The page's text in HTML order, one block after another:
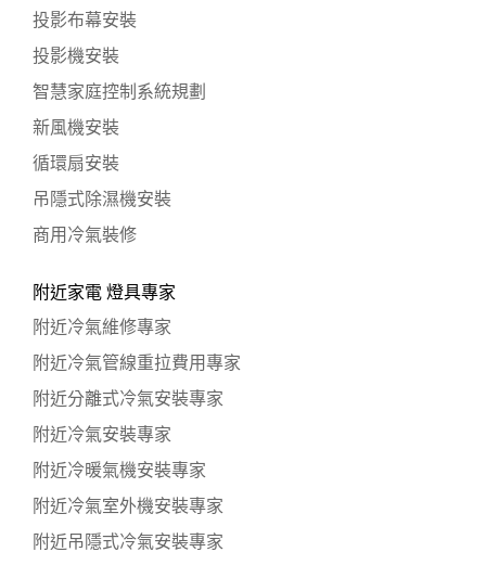
投影布幕安裝
投影機安裝
智慧家庭控制系統規劃
新風機安裝
循環扇安裝
吊隱式除濕機安裝
商用冷氣裝修
附近家電 燈具專家
附近冷氣維修專家
附近冷氣管線重拉費用專家
附近分離式冷氣安裝專家
附近冷氣安裝專家
附近冷暖氣機安裝專家
附近冷氣室外機安裝專家
附近吊隱式冷氣安裝專家